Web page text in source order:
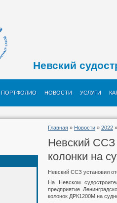
Невский
ПОРТФОЛИО НОВОСТИ УСЛУГИ
Главная » Новости » 2022
Невский ССЗ
колонки на
Невский ССЗ установил
На Невском
предприятие
колонок ДРК1200М на